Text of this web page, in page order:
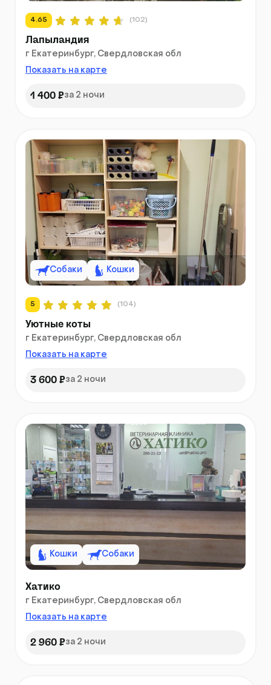
4.65 (102)
Лапыландия
г Екатеринбург, Свердловская обл
Показать на карте
1 400 ₽за 2 ночи
Собаки Кошки
5 (104)
Уютные коты
г Екатеринбург, Свердловская обл
Показать на карте
3 600 ₽за 2 ночи
Кошки Собаки
Хатико
г Екатеринбург, Свердловская обл
Показать на карте
2 960 ₽за 2 ночи